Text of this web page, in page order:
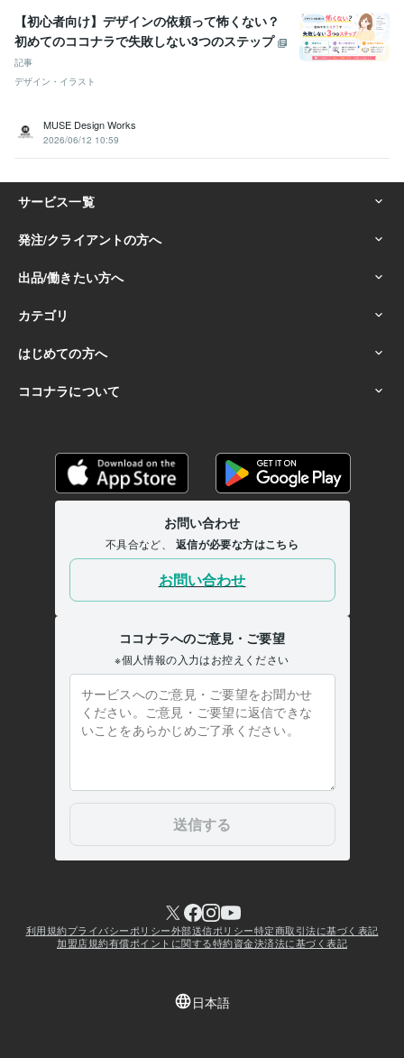
【初心者向け】デザインの依頼って怖くない？
初めてのココナラで失敗しない3つのステップ
記事
デザイン・イラスト
MUSE Design Works
2026/06/12 10:59